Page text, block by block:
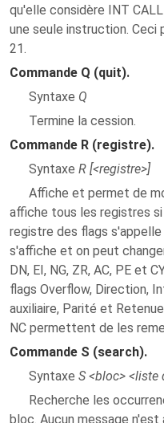
qu'elle considère INT
une seule instruction. Ceci
21.
Commande Q (quit).
Syntaxe Q
Termine la cession.
Commande R (registre).
Syntaxe R [<registre>]
Affiche et permet de
affiche tous les registres
registre des flags s'appelle
s'affiche et on peut
DN, EI, NG, ZR, AC, PE et
flags Overflow, Direction,
auxiliaire, Parité et
NC permettent de les
Commande S (search).
Syntaxe S <bloc> <liste
Recherche les
bloc. Aucun message